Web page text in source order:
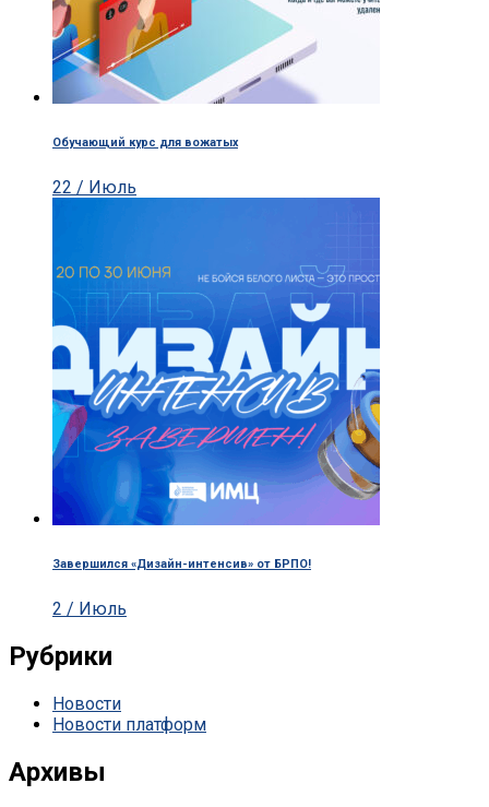
Обучающий курс для вожатых
22 / Июль
Завершился «Дизайн-интенсив» от БРПО!
2 / Июль
Рубрики
Новости
Новости платформ
Архивы